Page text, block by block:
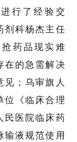
行了经验交
剂科杨杰主任
药品现实难
在的急需解决
见；乌审旗人
位
《临床合理
民医院临床药
输液规范使用